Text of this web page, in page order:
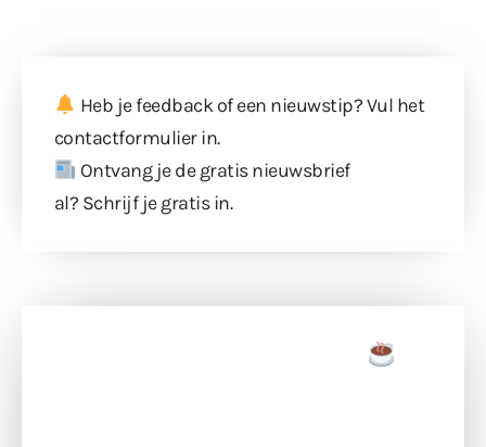
Heb je feedback of een nieuwstip? Vul het
contactformulierin.
Ontvang je de gratis nieuwsbrief
al? Schrijf je gratis in.